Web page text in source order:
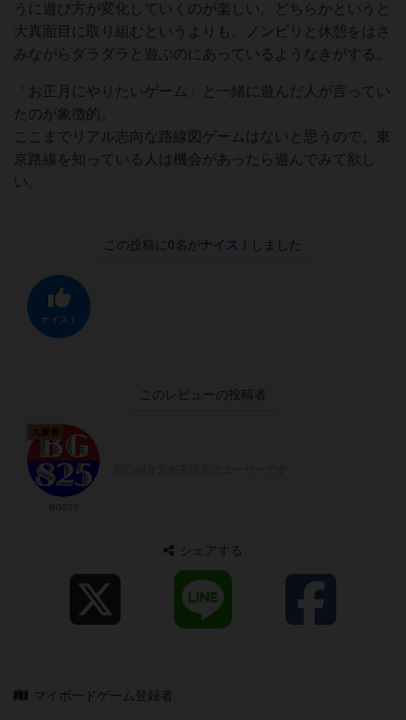
うに遊び方が変化していくのが楽しい。どちらかというと
大真面目に取り組むというよりも、ノンビリと休憩をはさ
みながらダラダラと遊ぶのにあっているようなきがする。
「お正月にやりたいゲーム」と一緒に遊んだ人が言ってい
たのが象徴的。
ここまでリアル志向な路線図ゲームはないと思うので、東
京路線を知っている人は機会があったら遊んでみて欲し
い。
この投稿に 0名がナイス！ しました
ナイス！
このレビューの投稿者
大賢者
シェアする
マイボードゲーム登録者